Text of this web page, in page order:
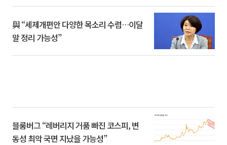
與 “세제개편안 다양한 목소리 수렴…이달
말 정리 가능성”
블룸버그 “레버리지 거품 빠진 코스피, 변
동성 최악 국면 지났을 가능성”